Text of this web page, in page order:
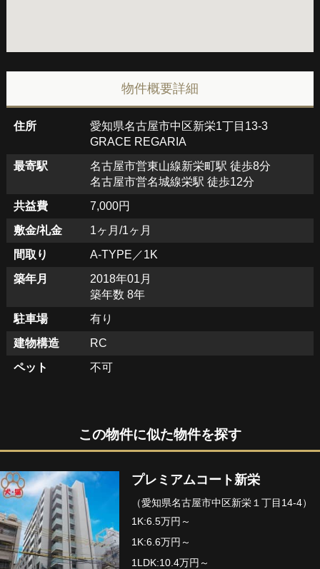
物件概要詳細
住所
愛知県名古屋市中区新栄1丁目13-3
GRACE REGARIA
最寄駅
名古屋市営東山線新栄町駅 徒歩8分
名古屋市営名城線栄駅 徒歩12分
共益費
7,000円
敷金/礼金
1ヶ月/1ヶ月
間取り
A-TYPE／1K
築年月
2018年01月
築年数 8年
駐車場
有り
建物構造
RC
ペット
不可
この物件に似た物件を探す
プレミアムコート新栄
（愛知県名古屋市中区新栄１丁目14-4）
1K:6.5万円～
1K:6.6万円～
1LDK:10.4万円～